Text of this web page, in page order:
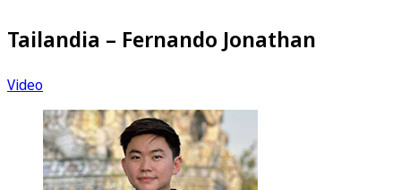
Tailandia – Fernando Jonathan
Video